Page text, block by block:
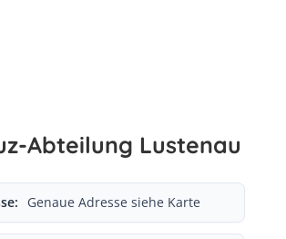
Abteilung Lustenau
Genaue Adresse siehe Karte